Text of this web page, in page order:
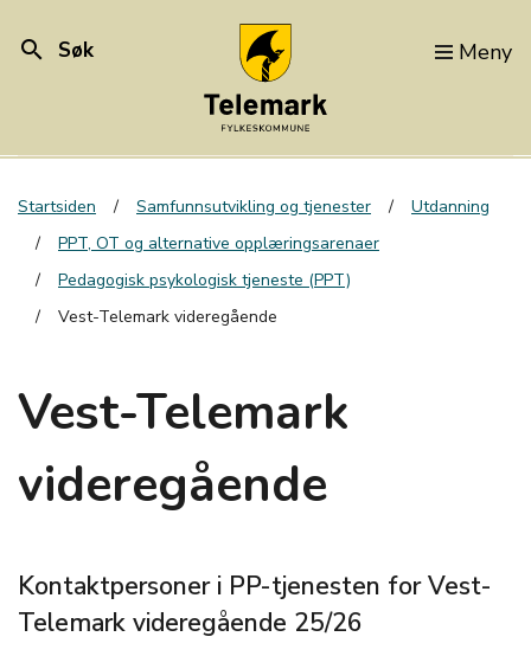
search Søk Meny
Startsiden Samfunnsutvikling og tjenester
Utdanning
PPT, OT og alternative opplæringsarenaer
Pedagogisk psykologisk tjeneste (PPT)
Vest-Telemark videregående
Vest-Telemark
videregående
Kontaktpersoner i PP-tjenesten for Vest-
Telemark videregående 25/26